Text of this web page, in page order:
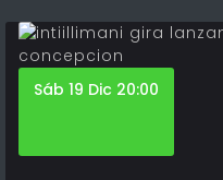
Sáb 19 Dic 20:00